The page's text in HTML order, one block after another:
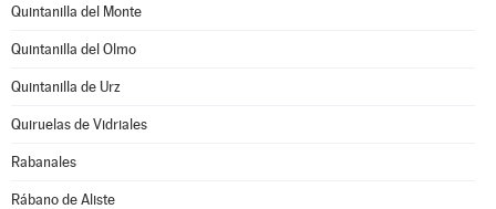
Quintanilla del Monte
Quintanilla del Olmo
Quintanilla de Urz
Quiruelas de Vidriales
Rabanales
Rábano de Aliste